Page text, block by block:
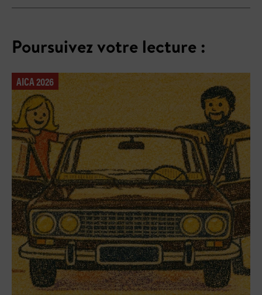
Poursuivez votre lecture :
AICA 2026